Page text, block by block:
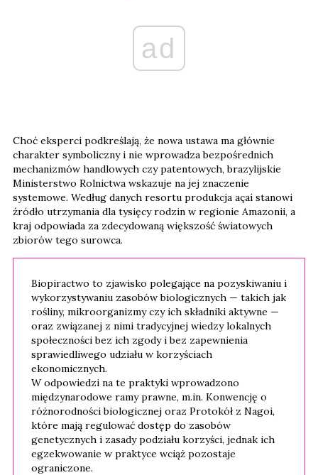
ad
Choć eksperci podkreślają, że nowa ustawa ma głównie
charakter symboliczny i nie wprowadza bezpośrednich
mechanizmów handlowych czy patentowych, brazylijskie
Ministerstwo Rolnictwa wskazuje na jej znaczenie
systemowe. Według danych resortu produkcja açaí stanowi
źródło utrzymania dla tysięcy rodzin w regionie Amazonii, a
kraj odpowiada za zdecydowaną większość światowych
zbiorów tego surowca.
Biopiractwo to zjawisko polegające na pozyskiwaniu i
wykorzystywaniu zasobów biologicznych — takich jak
rośliny, mikroorganizmy czy ich składniki aktywne —
oraz związanej z nimi tradycyjnej wiedzy lokalnych
społeczności bez ich zgody i bez zapewnienia
sprawiedliwego udziału w korzyściach
ekonomicznych.
W odpowiedzi na te praktyki wprowadzono
międzynarodowe ramy prawne, m.in. Konwencję o
różnorodności biologicznej oraz Protokół z Nagoi,
które mają regulować dostęp do zasobów
genetycznych i zasady podziału korzyści, jednak ich
egzekwowanie w praktyce wciąż pozostaje
ograniczone.